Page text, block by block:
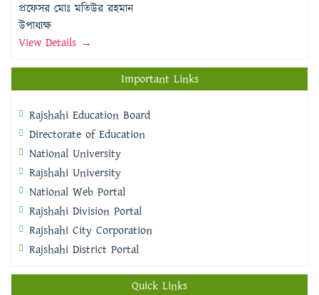
প্রফেসর মোঃ মতিউর রহমান
উপাধ্যক্ষ
View Details →
Important Links
Rajshahi Education Board
Directorate of Education
National University
Rajshahi University
National Web Portal
Rajshahi Division Portal
Rajshahi City Corporation
Rajshahi District Portal
Quick Links